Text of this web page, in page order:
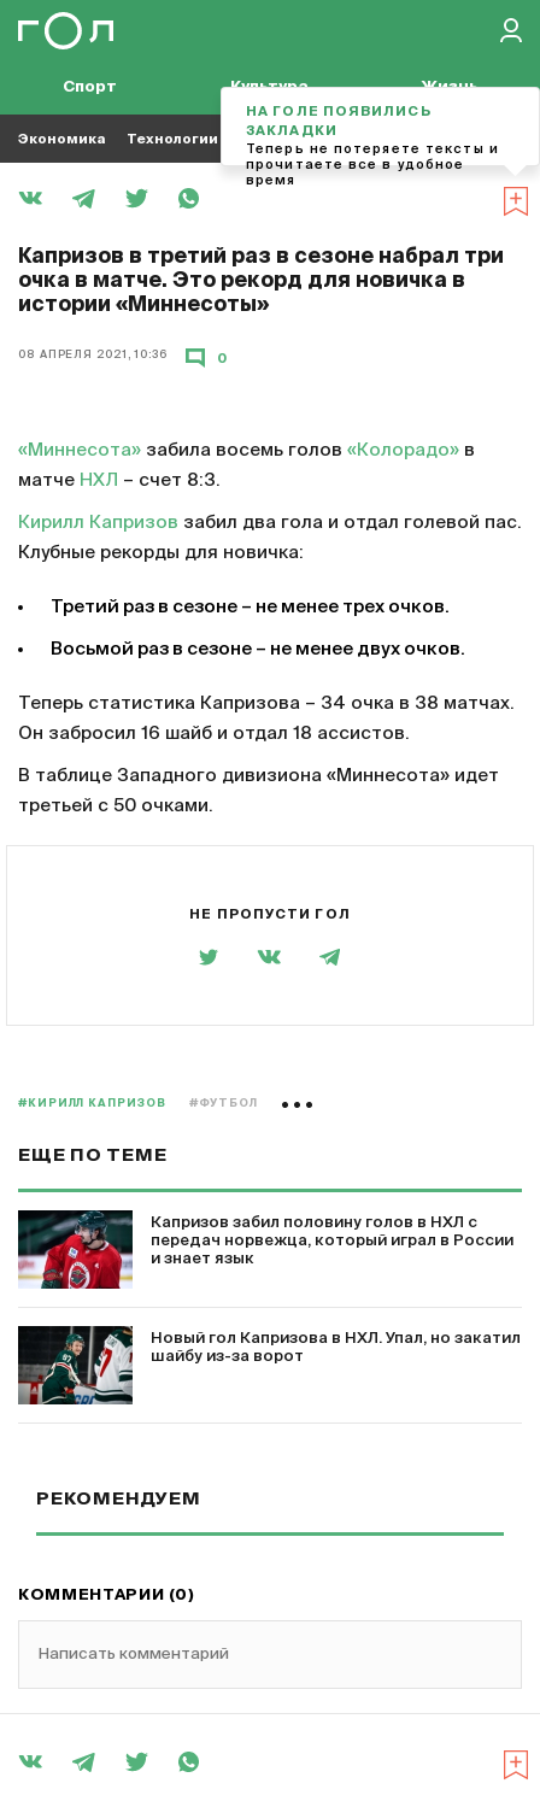
Спорт Культура Жизнь
Экономика Технологии Кино Футбол
Капризов в третий раз в сезоне набрал три
очка в матче. Это рекорд для новичка в
истории «Миннесоты»
08 АПРЕЛЯ 2021, 10:36 0
«Миннесота» забила восемь голов «Колорадо» в
матче НХЛ – счет 8:3.
Кирилл Капризов забил два гола и отдал голевой пас.
Клубные рекорды для новичка:
Третий раз в сезоне – не менее трех очков.
Восьмой раз в сезоне – не менее двух очков.
Теперь статистика Капризова – 34 очка в 38 матчах.
Он забросил 16 шайб и отдал 18 ассистов.
В таблице Западного дивизиона «Миннесота» идет
третьей с 50 очками.
НЕ ПРОПУСТИ ГОЛ
#КИРИЛЛ КАПРИЗОВ #ФУТБОЛ
ЕЩЕ ПО ТЕМЕ
Капризов забил половину голов в НХЛ с
передач норвежца, который играл в России
и знает язык
Новый гол Капризова в НХЛ. Упал, но закатил
шайбу из-за ворот
РЕКОМЕНДУЕМ
КОММЕНТАРИИ (0)
Написать комментарий
НА ГОЛЕ ПОЯВИЛИСЬ
ЗАКЛАДКИ
Теперь не потеряете тексты и
прочитаете все в удобное
время